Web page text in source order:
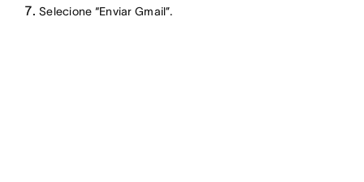
Selecione “Enviar Gmail”.